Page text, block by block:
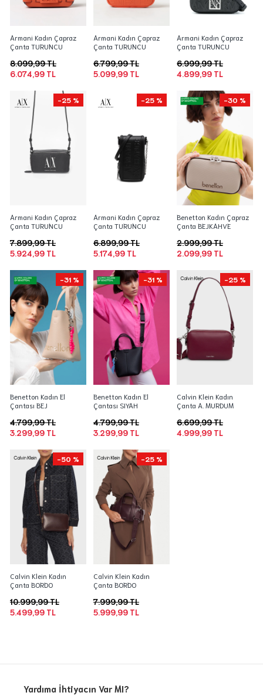
Armani Kadın Çapraz
Çanta TURUNCU
6.074,99 TL
8.099,99 TL
Armani Kadın Çapraz
Çanta TURUNCU
5.099,99 TL
6.799,99 TL
Armani Kadın Çapraz
Çanta TURUNCU
4.899,99 TL
6.999,99 TL
-25 %
Armani Kadın Çapraz
Çanta TURUNCU
5.924,99 TL
7.899,99 TL
-25 %
Armani Kadın Çapraz
Çanta TURUNCU
5.174,99 TL
6.899,99 TL
-30 %
Benetton Kadın Çapraz
Çanta BEJKAHVE
2.099,99 TL
2.999,99 TL
-31 %
Benetton Kadın El
Çantası BEJ
3.299,99 TL
4.799,99 TL
-31 %
Benetton Kadın El
Çantası SIYAH
3.299,99 TL
4.799,99 TL
-25 %
Calvin Klein Kadın
Çanta A. MURDUM
4.999,99 TL
6.699,99 TL
-50 %
Calvin Klein Kadın
Çanta BORDO
5.499,99 TL
10.999,99 TL
-25 %
Calvin Klein Kadın
Çanta BORDO
5.999,99 TL
7.999,99 TL
Yardıma İhtiyacın Var MI?